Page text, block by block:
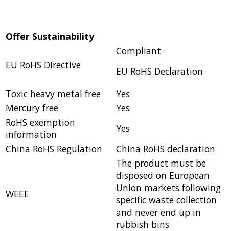
Offer Sustainability
EU RoHS Directive
Compliant
EU RoHS Declaration
Toxic heavy metal free
Yes
Mercury free
Yes
RoHS exemption
information
Yes
China RoHS Regulation
China RoHS declaration
WEEE
The product must be
disposed on European
Union markets following
specific waste collection
and never end up in
rubbish bins